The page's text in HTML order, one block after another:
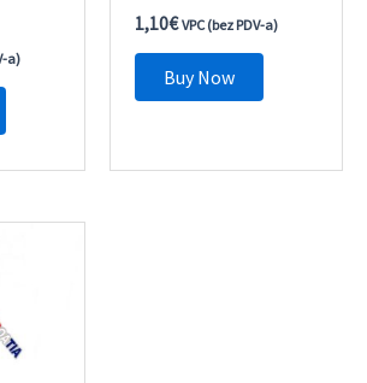
a)
1,10€ VPC (bez PDV-a)
Buy Now